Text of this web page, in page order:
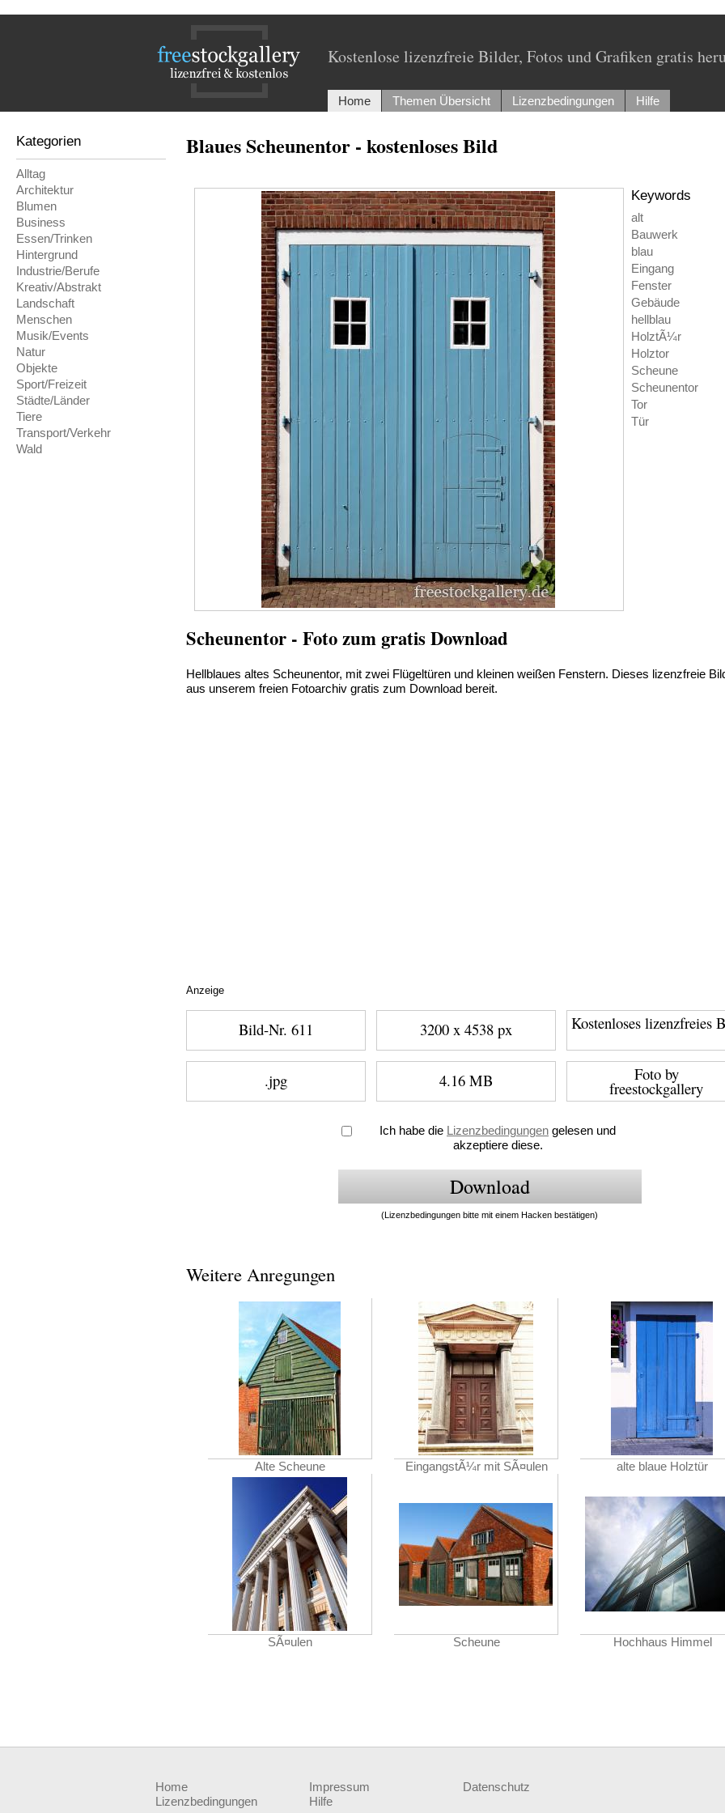
Kostenlose lizenzfreie Bilder, Fotos und Grafiken gratis
Home Themen Übersicht Lizenzbedingungen Hilfe
Kategorien
Alltag
Architektur
Blumen
Business
Essen/Trinken
Hintergrund
Industrie/Berufe
Kreativ/Abstrakt
Landschaft
Menschen
Musik/Events
Natur
Objekte
Sport/Freizeit
Städte/Länder
Tiere
Transport/Verkehr
Wald
Blaues Scheunentor - kostenloses Bild
Keywords
alt
Bauwerk
blau
Eingang
Fenster
Gebäude
hellblau
HolztÃ¼r
Holztor
Scheune
Scheunentor
Tor
Tür
Scheunentor - Foto zum gratis Download
Hellblaues altes Scheunentor, mit zwei Flügeltüren und kleinen weißen Fenstern. Dieses lizenzfreie
aus unserem freien Fotoarchiv gratis zum Download bereit.
Anzeige
Bild-Nr. 611 3200 x 4538 px Kostenloses lizenzfreies
.jpg 4.16 MB Foto by
freestockgallery
Ich habe die Lizenzbedingungen gelesen und
akzeptiere diese.
(Lizenzbedingungen bitte mit einem Hacken bestätigen)
Weitere Anregungen
Alte Scheune EingangstÃ¼r mit SÃ¤ulen alte blaue Holztür
SÃ¤ulen Scheune Hochhaus Himmel
Home Impressum
Datenschutz
Lizenzbedingungen
Hilfe